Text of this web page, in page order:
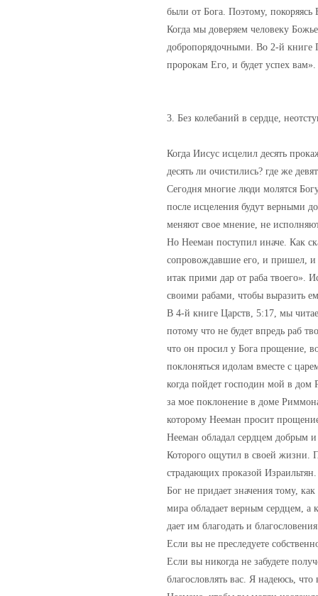
были от Бога. Поэтому,
Когда мы доверяем человеку
добропорядочными. Во 2-й книге
пророкам Его, и будет успех вам».
3. Без колебаний в сердце,
Когда Иисус исцелил десять
десять ли очистились? где же
Сегодня многие люди молятся
после исцеления будут верными
меняют свое мнение, не
Но Нееман поступил иначе. Как
сопровождавшие его, и пришел, и
итак прими дар от раба твоего».
своими рабами, чтобы выразить
В 4-й книге Царств, 5:17, мы
потому что не будет впредь раб
что он просил у Бога прощение,
поклоняться идолам вместе с
когда пойдет господин мой в
за мое поклонение в доме
которому Нееман просит
Нееман обладал сердцем добрым
Которого ощутил в своей жизни.
страдающих проказой Израильтян.
Бог не придает значения тому,
мира обладает верным сердцем, а
дает им благодать и
Если вы не преследуете
Если вы никогда не забудете
благословлять вас. Я надеюсь,